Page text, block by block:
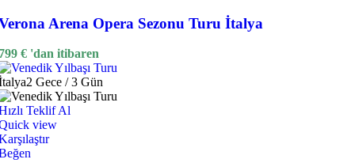
Arena Opera Sezonu Turu İtalya
€ 'dan itibaren
2 Gece / 3 Gün
Teklif Al
view